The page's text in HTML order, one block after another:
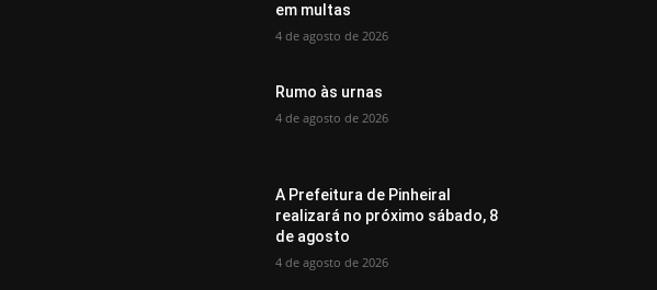
em multas
4 de agosto de 2026
Rumo às urnas
4 de agosto de 2026
A Prefeitura de Pinheiral
realizará no próximo sábado, 8
de agosto
4 de agosto de 2026